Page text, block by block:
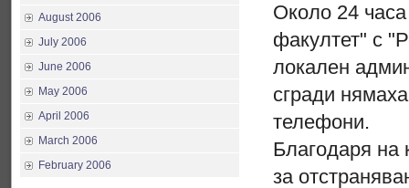
Около 24
факултет" с
локален
сгради
телефони.
Благодаря на
за
August 2006
July 2006
June 2006
May 2006
April 2006
March 2006
February 2006